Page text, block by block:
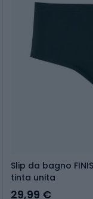
Slip da bagno
tinta unita
29,99 €